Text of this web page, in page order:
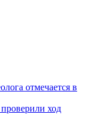
отмечается в
ход